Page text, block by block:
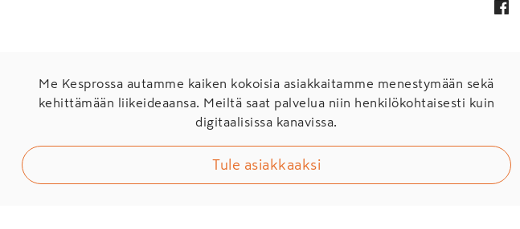
Me Kesprossa autamme kaiken kokoisia asiakkaitamme menestymään sekä
kehittämään liikeideaansa. Meiltä saat palvelua niin henkilökohtaisesti kuin
digitaalisissa kanavissa.
Tule asiakkaaksi